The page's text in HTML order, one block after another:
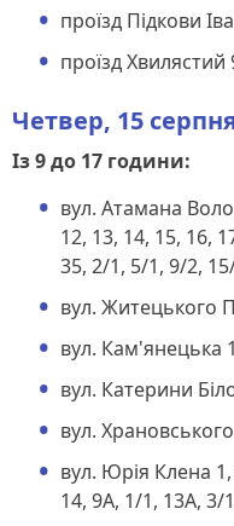
проїзд Підкови
проїзд Хвилястий
Четвер, 15
Із 9 до 17 години:
вул. Атамана
12, 13, 14, 15, 16,
35, 2/1, 5/1, 9/2,
вул. Житецького
вул. Кам'янецька
вул. Катерини
вул.
вул. Юрія Клена 1,
14, 9А, 1/1, 13А, 3/